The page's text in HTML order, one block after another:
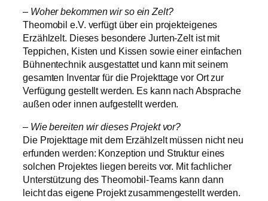
– Woher bekommen wir so ein Zelt?
Theomobil e.V. verfügt über ein projekteigenes
Erzählzelt. Dieses besondere Jurten-Zelt ist mit
Teppichen, Kisten und Kissen sowie einer einfachen
Bühnentechnik ausgestattet und kann mit seinem
gesamten Inventar für die Projekttage vor Ort zur
Verfügung gestellt werden. Es kann nach Absprache
außen oder innen aufgestellt werden.
– Wie bereiten wir dieses Projekt vor?
Die Projekttage mit dem Erzählzelt müssen nicht neu
erfunden werden: Konzeption und Struktur eines
solchen Projektes liegen bereits vor. Mit fachlicher
Unterstützung des Theomobil-Teams kann dann
leicht das eigene Projekt zusammengestellt werden.